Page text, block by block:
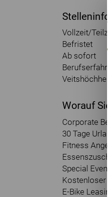
Vollzeit/
Befristet
Ab sofort
Worauf
Corporate
30 Tage
Fitness
Special
Kostenloser
E-Bike